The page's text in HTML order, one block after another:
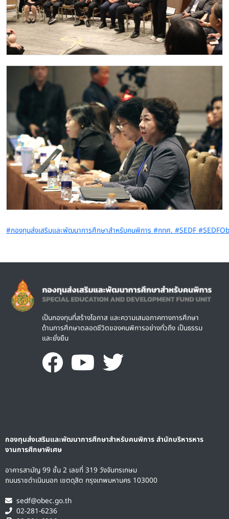
Image
#กองทุนส่งเสริมเเละพัฒนาการศึกษาสำหรับคนพิการ #กทศ. #SEDF
Image
เป็นกองทุนที่สร้างโอกาส และความเสมอภาคทางการศึกษา
ด้านการศึกษาตลอดชีวิตของคนพิการอย่างทั่วถึง เป็นธรรม
และยั่งยืน
กองทุนส่งเสริมและพัฒนาการศึกษาสำหรับคนพิการ สำนักบริหารหาร
งานการศึกษาพิเศษ
อาคารสามัญ 99 ชั้น 2 เลขที่ 319 วังจันทรเกษม
ถนนราชดำเนินนอก เขตดุสิต กรุงเทพมหานคร 103000
sedf@obec.go.th
02-281-6236